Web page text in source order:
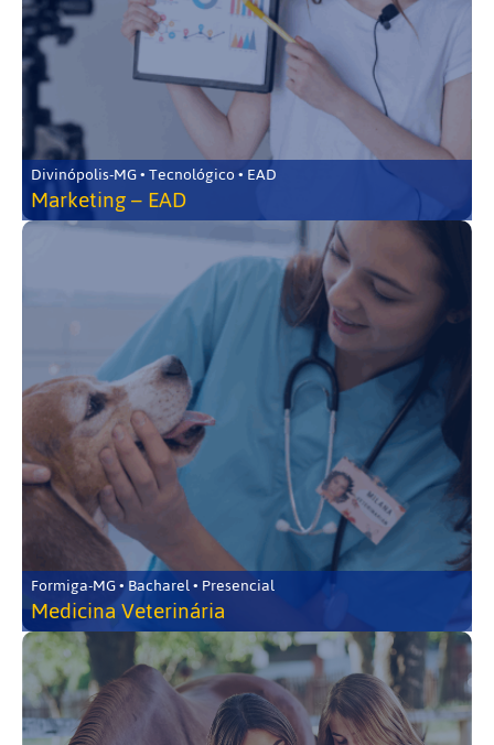
Divinópolis-MG • Tecnológico • EAD
Marketing – EAD
Formiga-MG • Bacharel • Presencial
Medicina Veterinária